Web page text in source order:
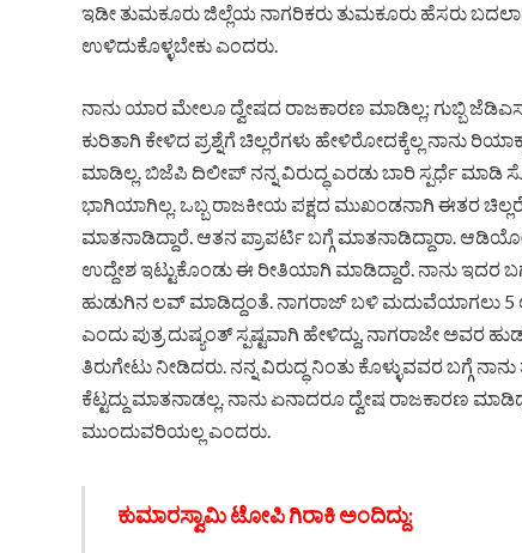
ಇಡೀ ತುಮಕೂರು ಜಿಲ್ಲೆಯ ನಾಗರಿಕರು ತುಮಕೂರು ಹೆಸರು
ಉಳಿದುಕೊಳ್ಳಬೇಕು ಎಂದರು.
ನಾನು ಯಾರ ಮೇಲೂ ದ್ವೇಷದ ರಾಜಕಾರಣ ಮಾಡಿಲ್ಲ; ಗುಬ್ಬಿ
ಕುರಿತಾಗಿ ಕೇಳಿದ ಪ್ರಶ್ನೆಗೆ ಚಿಲ್ಲರೆಗಳು ಹೇಳಿರೋದಕ್ಕೆಲ್ಲ ನಾನು
ಮಾಡಿಲ್ಲ. ಬಿಜೆಪಿ ದಿಲೀಪ್ ನನ್ನ ವಿರುದ್ಧ ಎರಡು ಬಾರಿ ಸ್ಪರ್ಧೆ ಮಾಡಿ
ಭಾಗಿಯಾಗಿಲ್ಲ. ಒಬ್ಬ ರಾಜಕೀಯ ಪಕ್ಷದ ಮುಖಂಡನಾಗಿ ಈತರ
ಮಾತನಾಡಿದ್ದಾರೆ. ಆತನ ಪ್ರಾಪರ್ಟಿ ಬಗ್ಗೆ ಮಾತನಾಡಿದ್ದಾರಾ.
ಉದ್ದೇಶ ಇಟ್ಟುಕೊಂಡು ಈ ರೀತಿಯಾಗಿ ಮಾಡಿದ್ದಾರೆ. ನಾನು ಇದರ
ಹುಡುಗಿನ ಲವ್ ಮಾಡಿದ್ದಂತೆ. ನಾಗರಾಜ್ ಬಳಿ ಮದುವೆಯಾಗಲು 5
ಎಂದು ಪುತ್ರ ದುಷ್ಯಂತ್ ಸ್ಪಷ್ಟವಾಗಿ ಹೇಳಿದ್ದು, ನಾಗರಾಜೇ ಅವರ
ತಿರುಗೇಟು ನೀಡಿದರು. ನನ್ನ ವಿರುದ್ಧ ನಿಂತು ಕೊಳ್ಳುವವರ ಬಗ್ಗೆ
ಕೆಟ್ಟದ್ದು ಮಾತನಾಡಲ್ಲ. ನಾನು ಏನಾದರೂ ದ್ವೇಷ ರಾಜಕಾರಣ
ಮುಂದುವರಿಯಲ್ಲ ಎಂದರು.
ಕುಮಾರಸ್ವಾಮಿ ಟೋಪಿ ಗಿರಾಕಿ ಅಂದಿದ್ದು: